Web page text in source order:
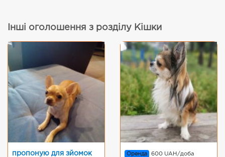
Інші оголошення з розділу Кішки
пропоную для зйомок Оренда 600 UAH/доба